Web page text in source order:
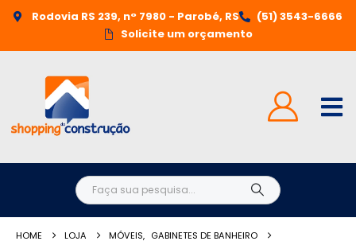
Rodovia RS 239, n° 7980 - Parobé, RS
(51) 3543-6666
Solicite um orçamento
HOME LOJA MÓVEIS, GABINETES DE BANHEIRO